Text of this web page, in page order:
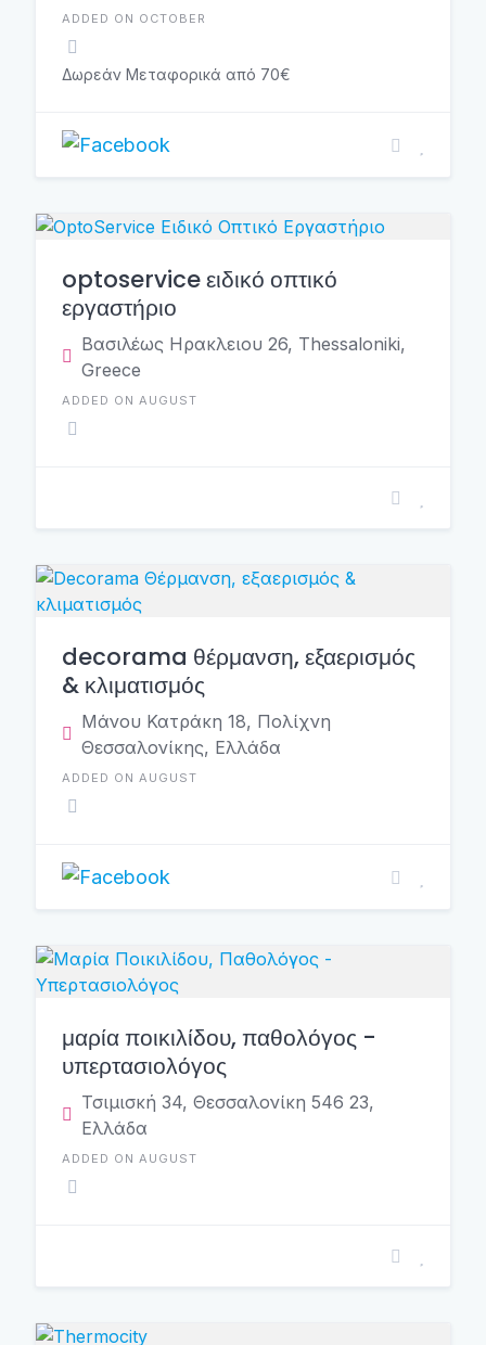
ADDED ON OCTOBER
Δωρεάν Μεταφορικά από 70€
optoservice ειδικό οπτικό
εργαστήριο
Βασιλέως Ηρακλειου 26, Thessaloniki,
Greece
ADDED ON AUGUST
decorama θέρμανση, εξαερισμός
& κλιματισμός
Μάνου Κατράκη 18, Πολίχνη
Θεσσαλονίκης, Ελλάδα
ADDED ON AUGUST
μαρία ποικιλίδου, παθολόγος -
υπερτασιολόγος
Τσιμισκή 34, Θεσσαλονίκη 546 23,
Ελλάδα
ADDED ON AUGUST